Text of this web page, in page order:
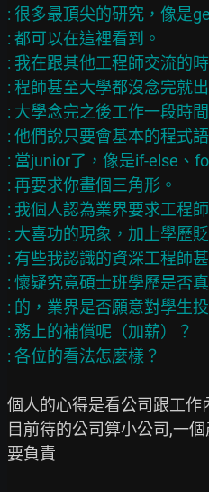
: 很多最頂尖的研究，像是
: 都可以在這裡看到。
: 我在跟其他工程師交流的
: 程師甚至大學都沒念完就
: 大學念完之後工作一段時
: 他們說只要會基本的程式
: 當junior了，像是if-else、
: 再要求你畫個三角形。
: 我個人認為業界要求工程
: 大喜功的現象，加上學歷
: 有些我認識的資深工程師
: 懷疑究竟碩士班學歷是否
: 的，業界是否願意對學生
: 務上的補償呢（加薪）？
個人的心得是看公司跟工作
目前待的公司算小公司,一
要負責